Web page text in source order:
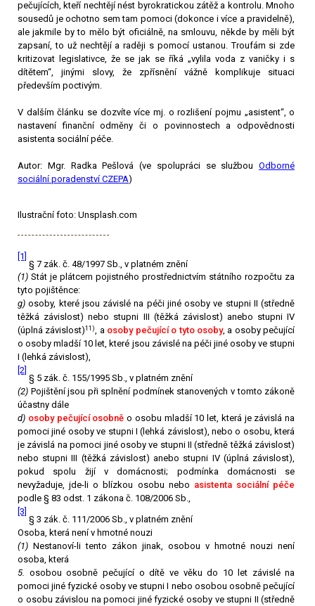
pečujících, kteří nechtějí nést byrokratickou zátěž a kontrolu. Mnoho
sousedů je ochotno sem tam pomoci (dokonce i více a pravidelně),
ale jakmile by to mělo být oficiálně, na smlouvu, někde by měli být
zapsaní, to už nechtějí a raději s pomocí ustanou. Troufám si zde
kritizovat legislativce, že se jak se říká „vylila voda z vaničky i s
dítětem“, jinými slovy, že zpřísnění vážně komplikuje situaci
především poctivým.
V dalším článku se dozvíte více mj. o rozlišení pojmu „asistent“, o
nastavení finanční odměny či o povinnostech a odpovědnosti
asistenta sociální péče.
Autor: Mgr. Radka Pešlová (ve spolupráci se službouOdborné
sociální poradenství CZEPA)
Ilustrační foto: Unsplash.com
[1]
§ 7 zák. č. 48/1997 Sb., v platném znění
(1) Stát je plátcem pojistného prostřednictvím státního rozpočtu za
tyto pojištěnce:
g) osoby, které jsou závislé na péči jiné osoby ve stupni II (středně
těžká závislost) nebo stupni III (těžká závislost) anebo stupni IV
(úplná závislost)11), a osoby pečující o tyto osoby, a osoby pečující
o osoby mladší 10 let, které jsou závislé na péči jiné osoby ve stupni
I (lehká závislost),
[2]
§ 5 zák. č. 155/1995 Sb., v platném znění
(2) Pojištění jsou při splnění podmínek stanovených v tomto zákoně
účastny dále
d) osoby pečující osobně o osobu mladší 10 let, která je závislá na
pomoci jiné osoby ve stupni I (lehká závislost), nebo o osobu, která
je závislá na pomoci jiné osoby ve stupni II (středně těžká závislost)
nebo stupni III (těžká závislost) anebo stupni IV (úplná závislost),
pokud spolu žijí v domácnosti; podmínka domácnosti se
nevyžaduje, jde-li o blízkou osobu nebo asistenta sociální péče
podle § 83 odst. 1 zákona č. 108/2006 Sb.,
[3]
§ 3 zák. č. 111/2006 Sb., v platném znění
Osoba, která není v hmotné nouzi
(1) Nestanoví-li tento zákon jinak, osobou v hmotné nouzi není
osoba, která
5.
osobou osobně pečující o dítě ve věku do 10 let závislé na
pomoci jiné fyzické osoby ve stupni I nebo osobou osobně pečující
o osobu závislou na pomoci jiné fyzické osoby ve stupni II (středně